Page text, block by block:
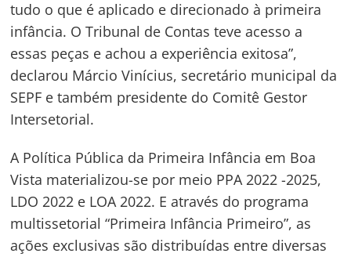
tudo o que é aplicado e direcionado à primeira
infância. O Tribunal de Contas teve acesso a
essas peças e achou a experiência exitosa”,
declarou Márcio Vinícius, secretário municipal da
SEPF e também presidente do Comitê Gestor
Intersetorial.
A Política Pública da Primeira Infância em Boa
Vista materializou-se por meio PPA 2022 -2025,
LDO 2022 e LOA 2022. E através do programa
multissetorial “Primeira Infância Primeiro”, as
ações exclusivas são distribuídas entre diversas